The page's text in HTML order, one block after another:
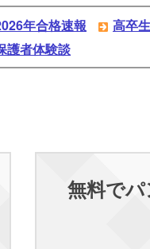
年合格速報 高卒
護者体験談
無料で